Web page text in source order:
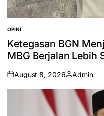
POSTED
IN
OPINI
Ketegasan BGN
MBG Berjalan Lebih
on
August 8, 2026
Posted
by
Admin